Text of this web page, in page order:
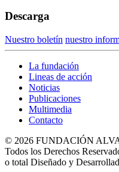
Descarga
Nuestro boletín nuestro
La fundación
Lineas de acción
Noticias
Publicaciones
Multimedia
Contacto
© 2026 FUNDACIÓN
Todos los Derechos
o total Diseñado y